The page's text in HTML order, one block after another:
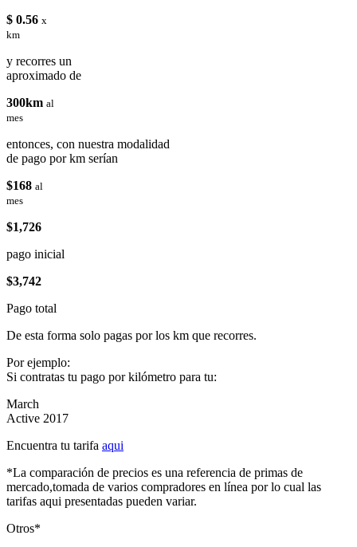
$ 0.56 x
km
y recorres un
aproximado de
300km al
mes
entonces, con nuestra modalidad
de pago por km serían
$168 al
mes
$1,726
pago inicial
$3,742
Pago total
De esta forma solo pagas por los km que recorres.
Por ejemplo:
Si contratas tu pago por kilómetro para tu:
March
Active 2017
Encuentra tu tarifa aqui
*La comparación de precios es una referencia de primas de
mercado,tomada de varios compradores en línea por lo cual las
tarifas aqui presentadas pueden variar.
Otros*